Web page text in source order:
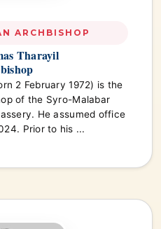
ARCHBISHOP
Tharayil
2 February 1972) is the
of the Syro-Malabar
He assumed office
Prior to his ...